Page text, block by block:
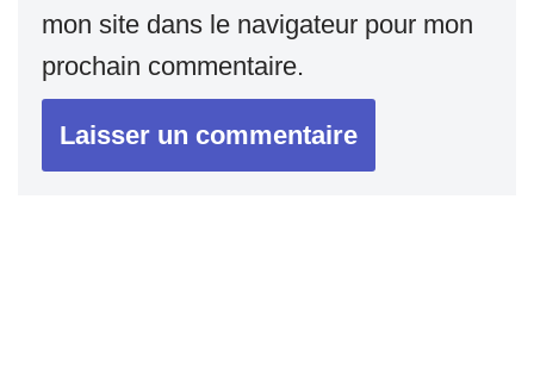
mon site dans le navigateur pour mon
prochain commentaire.